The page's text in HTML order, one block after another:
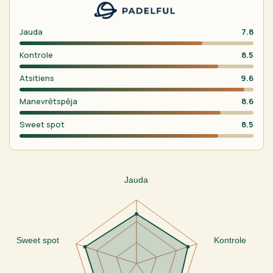
Jauda 7.8
Kontrole 8.5
Atsitiens 9.6
Manevrētspēja 8.6
Sweet spot 8.5
Jauda
Kontrole
Sweet spot